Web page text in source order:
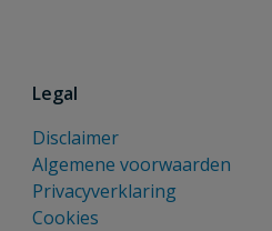
Legal
Disclaimer
Algemene voorwaarden
Privacyverklaring
Cookies